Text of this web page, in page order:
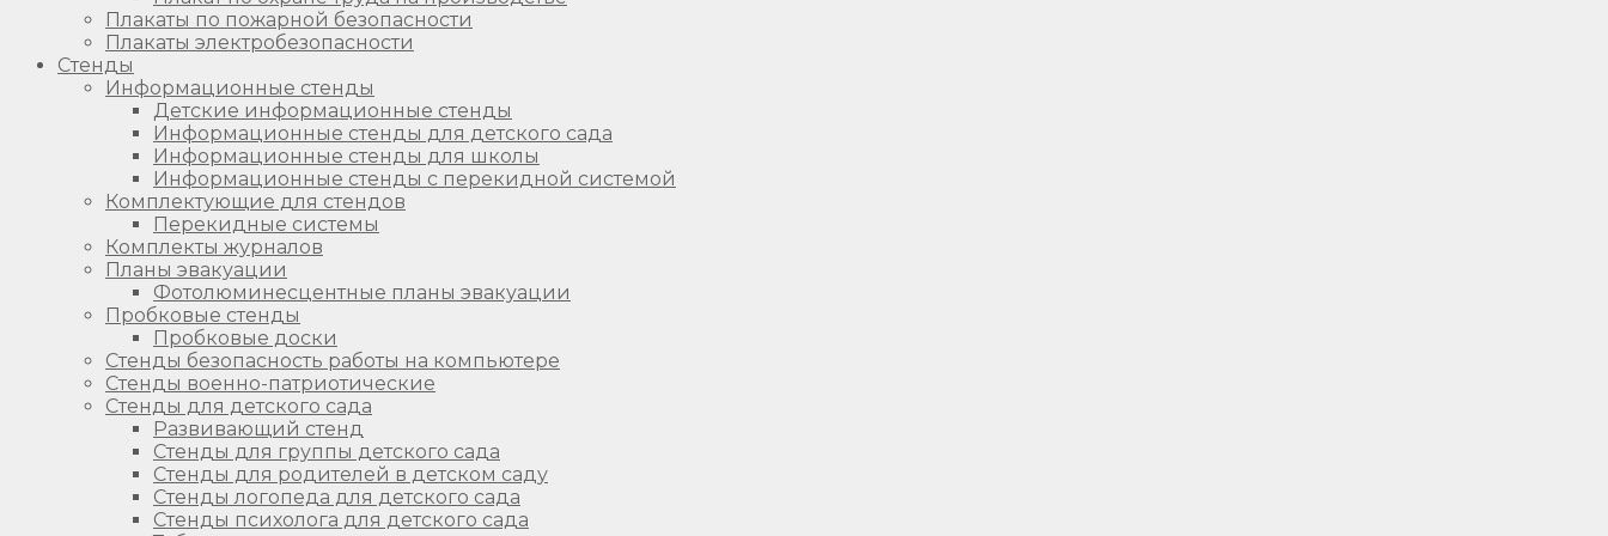
Плакаты по пожарной безопасности
Плакаты электробезопасности
Стенды
Информационные стенды
Детские информационные стенды
Информационные стенды для детского сада
Информационные стенды для школы
Информационные стенды с перекидной системой
Комплектующие для стендов
Перекидные системы
Комплекты журналов
Планы эвакуации
Фотолюминесцентные планы эвакуации
Пробковые стенды
Пробковые доски
Стенды безопасность работы на компьютере
Стенды военно-патриотические
Стенды для детского сада
Развивающий стенд
Стенды для группы детского сада
Стенды для родителей в детском саду
Стенды логопеда для детского сада
Стенды психолога для детского сада